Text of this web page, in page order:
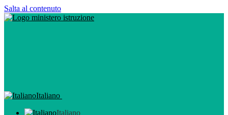
Salta al contenuto
Italiano
Italiano